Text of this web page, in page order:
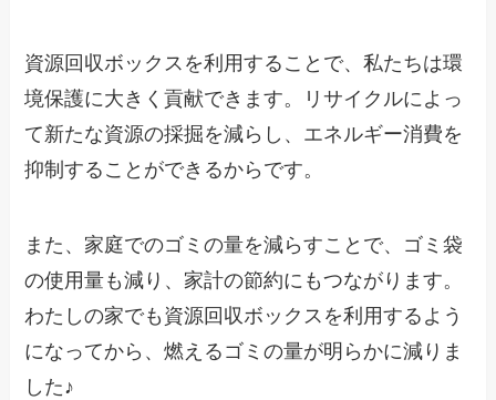
資源回収ボックスを利用することで、私たちは環
境保護に大きく貢献できます。リサイクルによっ
て新たな資源の採掘を減らし、エネルギー消費を
抑制することができるからです。
また、家庭でのゴミの量を減らすことで、ゴミ袋
の使用量も減り、家計の節約にもつながります。
わたしの家でも資源回収ボックスを利用するよう
になってから、燃えるゴミの量が明らかに減りま
した♪